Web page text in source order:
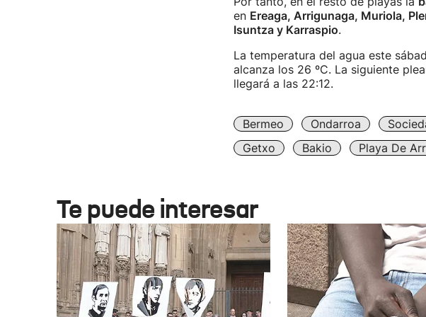
en Ereaga, Arrigunaga, Muriola,
Isuntza y Karraspio.
La temperatura del agua este
alcanza los 26 ºC. La siguiente
llegará a las 22:12.
Bermeo Ondarroa
Getxo
Bakio Playa De
Te puede interesar